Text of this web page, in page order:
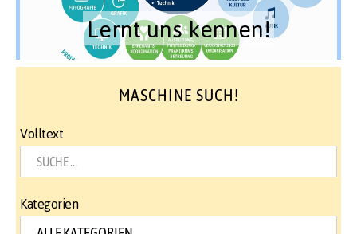
Lernt uns kennen!
MASCHINE SUCH!
Volltext
Kategorien